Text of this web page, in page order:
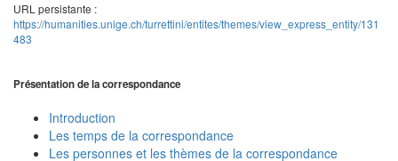
URL persistante :
https://humanities.unige.ch/turrettini/entites/themes/view_express_entity/131
483
Présentation de la correspondance
Introduction
Les temps de la correspondance
Les personnes et les thèmes de la correspondance